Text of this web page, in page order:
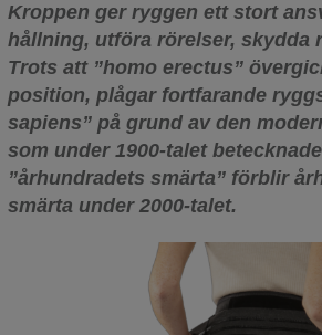
Kroppen ger ryggen ett stort
hållning, utföra rörelser, skydda
Trots att ”homo erectus”
position, plågar fortfarande
sapiens” på grund av den
som under 1900-talet
”århundradets smärta” förblir
smärta under 2000-talet.